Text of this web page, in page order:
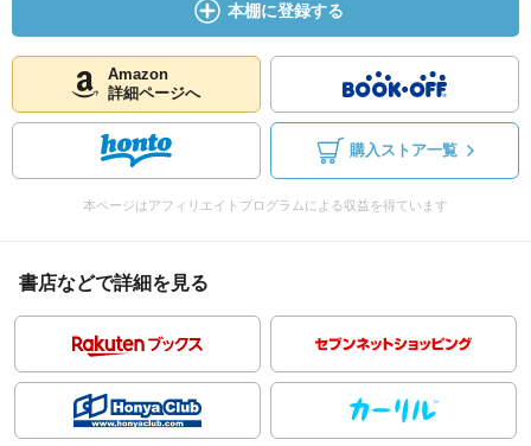
本棚に登録する
Amazon
詳細ページへ
購入ストア一覧
本ページはアフィリエイトプログラムによる収益を得ています
書店などで詳細を見る